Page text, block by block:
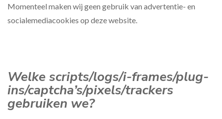
Momenteel maken wij geen gebruik van advertentie- en
socialemediacookies op deze website.
Welke scripts/logs/i-frames/plug-
ins/captcha’s/pixels/trackers
gebruiken we?